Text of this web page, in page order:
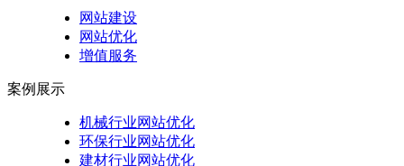
网站建设
网站优化
增值服务
案例展示
机械行业网站优化
环保行业网站优化
建材行业网站优化